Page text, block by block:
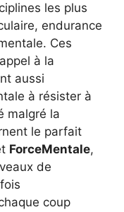
les plus
endurance
Ces
à la
aussi
à résister à
malgré la
le parfait
ForceMentale,
de
coup